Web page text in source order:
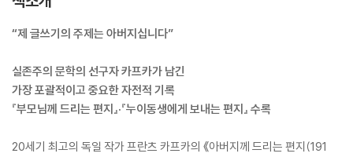
“제 글쓰기의 주제는 아버지십니다”
실존주의 문학의 선구자 카프카가 남긴
가장 포괄적이고 중요한 자전적 기록
『부모님께 드리는 편지』·『누이동생에게 보내는 편지』 수록
20세기 최고의 독일 작가 프란츠 카프카의 《아버지께 드리는 편지(191